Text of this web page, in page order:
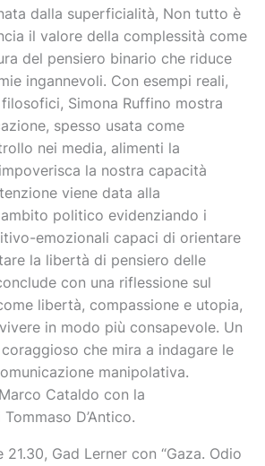
dalla superficialità, Non tutto è
il valore della complessità come
del pensiero binario che riduce
ingannevoli. Con esempi reali,
Simona Ruffino mostra
spesso usata come
nei media, alimenti la
la nostra capacità
viene data alla
politico evidenziando i
emozionali capaci di orientare
la libertà di pensiero delle
con una riflessione sul
libertà, compassione e utopia,
in modo più consapevole. Un
che mira a indagare le
manipolativa.
Cataldo con la
D’Antico.
21.30, Gad Lerner con “Gaza. Odio